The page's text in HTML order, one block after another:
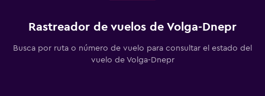
Rastreador de vuelos de Volga-Dnepr
Busca por ruta o número de vuelo para consultar el estado del
vuelo de Volga-Dnepr